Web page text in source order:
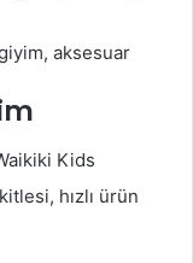
aksesuar
Kids
hızlı ürün